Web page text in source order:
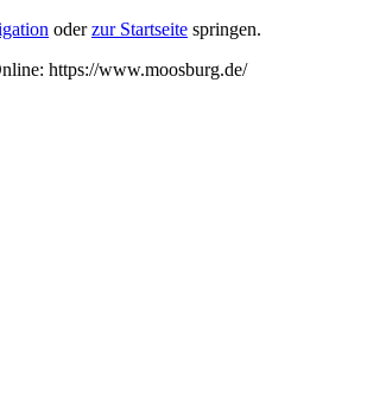
oderzur Startseite springen.
https://www.moosburg.de/